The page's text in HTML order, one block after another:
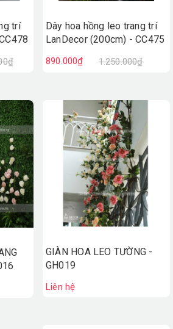
trí
Dây hoa hồng leo trang trí
LanDecor (200cm) - CC475
890.000₫ 1.250.000₫
GIÀN HOA LEO TƯỜNG -
GH019
Liên hệ